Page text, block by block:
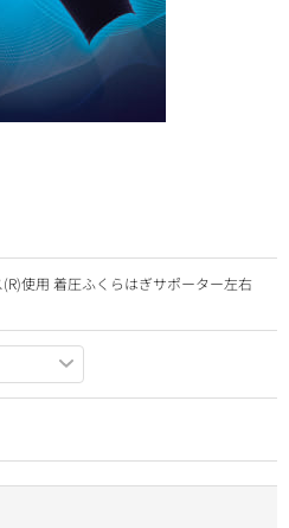
使用 着圧ふくらはぎサポーター左右